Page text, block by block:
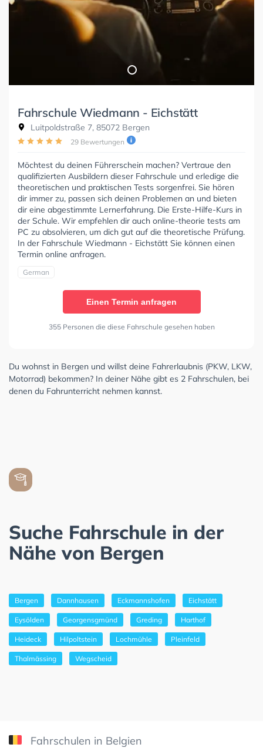
Fahrschule Wiedmann - Eichstätt
Luitpoldstraße 7, 85072 Bergen
29 Bewertungen
Möchtest du deinen Führerschein machen? Vertraue den
qualifizierten Ausbildern dieser Fahrschule und erledige die
theoretischen und praktischen Tests sorgenfrei. Sie hören
dir immer zu, passen sich deinen Problemen an und bieten
dir eine abgestimmte Lernerfahrung. Die Erste-Hilfe-Kurs in
der Schule. Wir empfehlen dir auch online-theorie tests am
PC zu absolvieren, um dich gut auf die theoretische Prüfung.
In der Fahrschule Wiedmann - Eichstätt Sie können einen
Termin online anfragen.
German
Einen Termin anfragen
355 Personen die diese Fahrschule gesehen haben
Du wohnst in Bergen und willst deine Fahrerlaubnis (PKW, LKW,
Motorrad) bekommen? In deiner Nähe gibt es 2 Fahrschulen, bei
denen du Fahrunterricht nehmen kannst.
Suche Fahrschule in der
Nähe von Bergen
Bergen Dannhausen Eckmannshofen Eichstätt
Eysölden Georgensgmünd Greding Harthof
Heideck Hilpoltstein Lochmühle Pleinfeld
Thalmässing Wegscheid
Fahrschulen in Belgien